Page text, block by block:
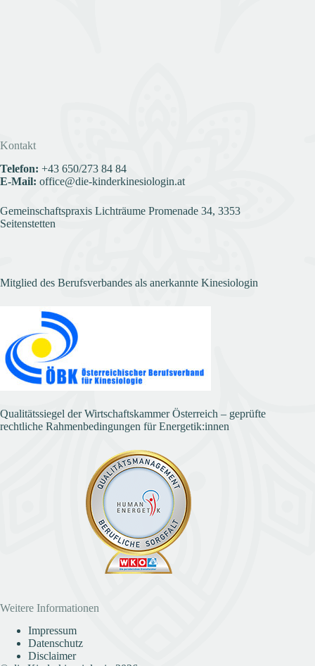
Kontakt
Telefon: +43 650/273 84 84
E-Mail: office@die-kinderkinesiologin.at
Gemeinschaftspraxis Lichträume Promenade 34, 3353
Seitenstetten
Mitglied des Berufsverbandes als anerkannte Kinesiologin
Qualitätssiegel der Wirtschaftskammer Österreich – geprüfte
rechtliche Rahmenbedingungen für Energetik:innen
Weitere Informationen
Impressum
Datenschutz
Disclaimer